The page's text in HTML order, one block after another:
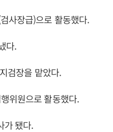
사장급)으로 활동했다.
다.
검장을 맡았다.
위원으로 활동했다.
가 됐다.